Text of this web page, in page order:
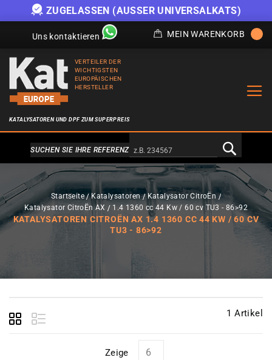
ZUGELASSEN (AUSSER UNIVERSALKATS)
Uns kontaktieren MEIN WARENKORB
VERTEILER DER
WICHTIGSTEN
EUROPÄISCHEN
HERSTELLER
KATALYSATOREN UND DPF ZUM SUPERPREIS
Alternativa a Doofinder
SUCHEN SIE IHRE REFERENZ
Startseite Katalysatoren
Katalysator CitroËn
Katalysator CitroËn AX
1.4 1360 cc 44 Kw / 60 cv TU3 - 86>92
KATALYSATOREN CITROËN AX 1.4 1360 CC 44 KW / 60 CV
TU3 - 86>92
1 Artikel
Zeige